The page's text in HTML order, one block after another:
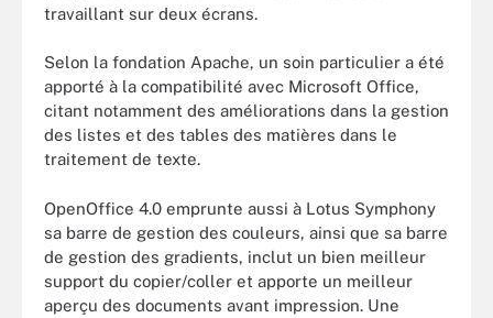
travaillant sur deux écrans.
Selon la fondation Apache, un soin particulier a été
apporté à la compatibilité avec Microsoft Office,
citant notamment des améliorations dans la gestion
des listes et des tables des matières dans le
traitement de texte.
OpenOffice 4.0 emprunte aussi à Lotus Symphony
sa barre de gestion des couleurs, ainsi que sa barre
de gestion des gradients, inclut un bien meilleur
support du copier/coller et apporte un meilleur
aperçu des documents avant impression. Une